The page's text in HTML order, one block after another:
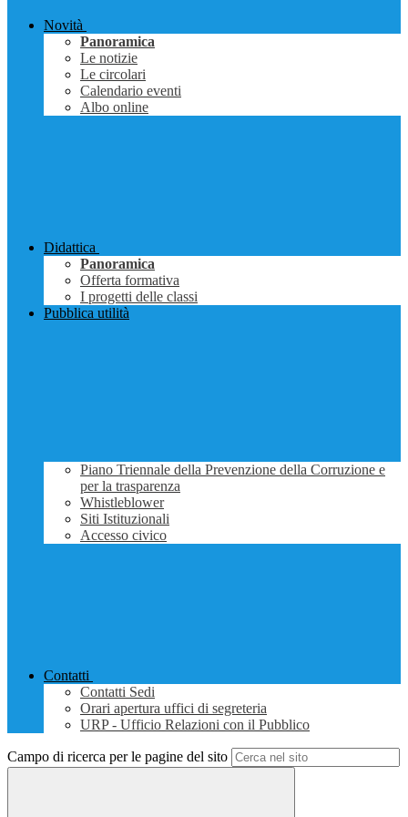
Novità
Panoramica
Le notizie
Le circolari
Calendario eventi
Albo online
Didattica
Panoramica
Offerta formativa
I progetti delle classi
Pubblica utilità
Piano Triennale della Prevenzione della Corruzione e
per la trasparenza
Whistleblower
Siti Istituzionali
Accesso civico
Contatti
Contatti Sedi
Orari apertura uffici di segreteria
URP - Ufficio Relazioni con il Pubblico
Campo di ricerca per le pagine del sito